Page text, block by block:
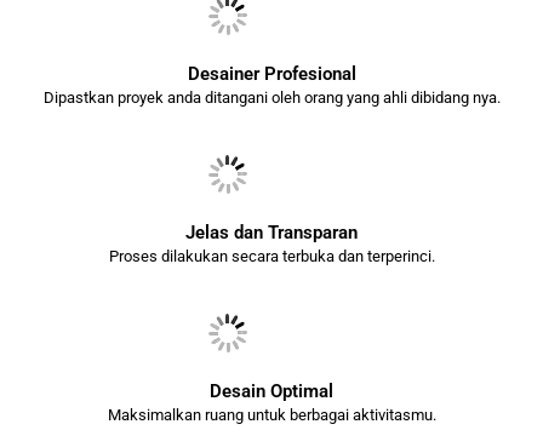
Desainer Profesional
Dipastkan proyek anda ditangani oleh orang yang ahli dibidang nya.
Jelas dan Transparan
Proses dilakukan secara terbuka dan terperinci.
Desain Optimal
Maksimalkan ruang untuk berbagai aktivitasmu.